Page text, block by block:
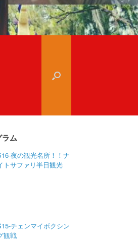
ラム
夜の観光名所！！ナ
トサファリ半日観光
チェンマイボクシン
観戦